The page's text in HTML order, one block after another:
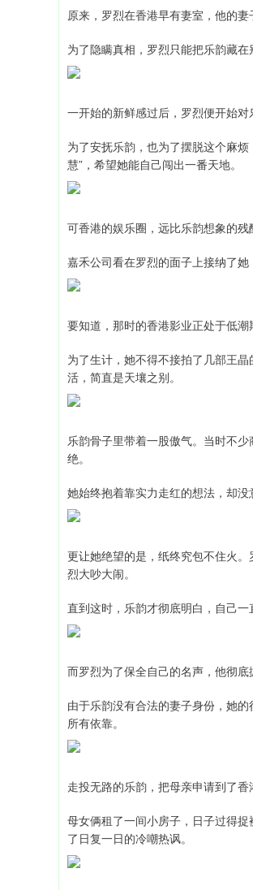
原来，罗烈在香港早有妻室，他的
为了隐瞒真相，罗烈只能把乐韵藏
一开始的新鲜感过后，罗烈便开始
为了安抚乐韵，也为了摆脱这个麻
慧”，希望她能自己闯出一番天地。
可香港的娱乐圈，远比乐韵想象的
嘉禾公司看在罗烈的面子上接纳了
要知道，那时的香港影业正处于低
为了生计，她不得不接拍了几部王
活，简直是天壤之别。
乐韵骨子里带着一股傲气。当时不
绝。
她始终抱着靠实力走红的想法，却没
更让她绝望的是，纸终究包不住火
烈大吵大闹。
直到这时，乐韵才彻底明白，自己一
而罗烈为了保全自己的名声，他彻
由于乐韵没有合法的妻子身份，她
所有依靠。
走投无路的乐韵，把母亲申请到了
母女俩租了一间小房子，日子过得
了日复一日的冷嘲热讽。